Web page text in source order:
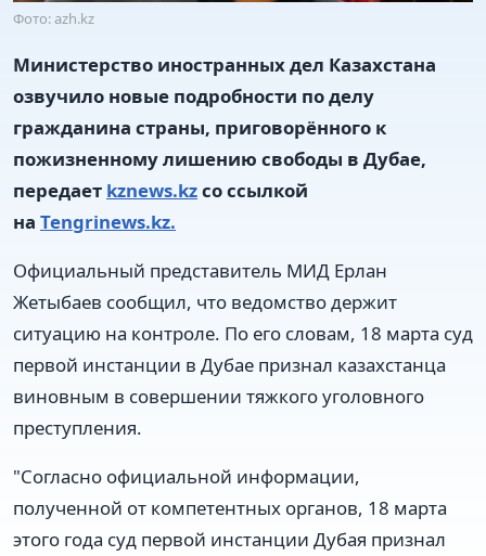
Фото: azh.kz
Министерство иностранных дел Казахстана
озвучило новые подробности по делу
гражданина страны, приговорённого к
пожизненному лишению свободы в Дубае,
передает kznews.kzсо ссылкой
на Tengrinews.kz.
Официальный представитель МИД Ерлан
Жетыбаев сообщил, что ведомство держит
ситуацию на контроле. По его словам, 18 марта суд
первой инстанции в Дубае признал казахстанца
виновным в совершении тяжкого уголовного
преступления.
"Согласно официальной информации,
полученной от компетентных органов, 18 марта
этого года суд первой инстанции Дубая признал